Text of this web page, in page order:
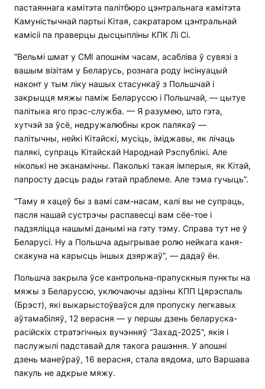
пастаяннага камітэта палітбюро цэнтральнага камітэта
Камуністычнай партыі Кітая, сакратаром цэнтральнай
камісіі па праверцы дысцыпліны КПК Лі Сі.
“Вельмі шмат у СМІ апошнім часам, асабліва ў сувязі з
вашым візітам у Беларусь, рознага роду інсінуацый
наконт у тым ліку нашых стасункаў з Польшчай і
закрыцця мяжы паміж Беларуссю і Польшчай, — цытуе
палітыка яго прэс-служба. — Я разумею, што гэта,
хутчэй за ўсё, недружалюбны крок палякаў —
палітычны, нейкі Кітайскі, мусіць, іміджавы, як лічаць
палякі, супраць Кітайскай Народнай Рэспублікі. Але
ніколькі не эканамічны. Паколькі такая імперыя, як Кітай,
папросту дасць рады гэтай праблеме. Але тэма гучыць”.
“Таму я хацеў бы з вамі сам-насам, калі вы не супраць,
пасля нашай сустрэчы распавесці вам сёе-тое і
падзяліцца нашымі данымі на гэту тэму. Справа тут не ў
Беларусі. Ну а Польшча адыгрывае ролю нейкага каня-
скакуна на карысць іншых дзяржаў”, — дадаў ён.
Польшча закрыла ўсе кантрольна-прапускныя пункты на
мяжы з Беларуссю, уключаючы адзіны КПП Цярэспаль
(Брэст), які выкарыстоўваўся для пропуску легкавых
аўтамабіляў, 12 верасня — у першы дзень беларуска-
расійскіх стратэгічных вучэнняў “Захад-2025”, якія і
паслужылі падставай для такога рашэння. У апошні
дзень манеўраў, 16 верасня, стала вядома, што Варшава
пакуль не адкрые мяжу.